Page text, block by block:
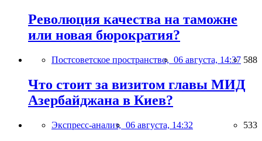
Революция качества на таможне
или новая бюрократия?
Постсоветское пространство, 06 августа, 14:37 588
Что стоит за визитом главы МИД
Азербайджана в Киев?
Экспресс-анализ, 06 августа, 14:32 533